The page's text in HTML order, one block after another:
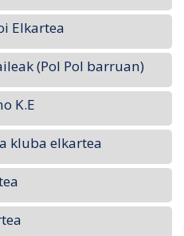
Elkartea
(Pol Pol barruan)
K.E
kluba elkartea